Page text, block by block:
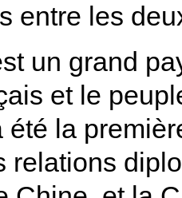
entre les
un grand
et le
été la
relations